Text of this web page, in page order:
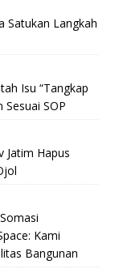
Satukan Langkah
Isu “Tangkap
Sesuai SOP
Jatim Hapus
Kami
Bangunan